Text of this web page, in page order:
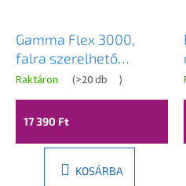
Gamma Flex 3000,
falra szerelhető
mosogató csaptelep
rugalmas karral, fehér-
króm, GMA-BFXS-
Raktáron (>20 db )
17 390 Ft
KOSÁRBA